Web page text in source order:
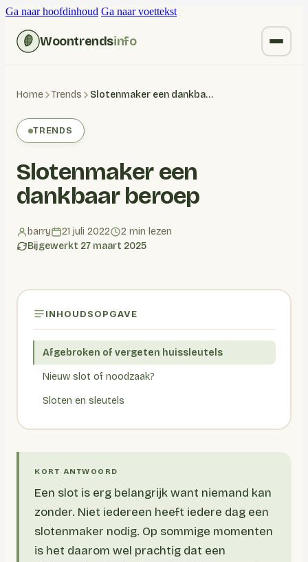
Ga naar hoofdinhoud Ga naar voettekst
Woontrendsinfo
Kruiden vervangen
Wonen
Blogs
Home Trends Slotenmaker een dankbaar beroep
TRENDS
Slotenmaker een
dankbaar beroep
barry 21 juli 2022
2 min lezen
Bijgewerkt 27 maart 2025
INHOUDSOPGAVE
Afgebroken of vergeten huissleutels
Nieuw slot of noodzaak?
Sloten en sleutels
Een slot is erg belangrijk want niemand kan
zonder. Niet iedereen heeft iedere dag een
slotenmaker nodig. Op sommige momenten
is het daarom wel prachtig dat een